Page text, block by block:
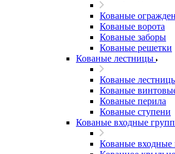
Кованые
Кованые ворота
Кованые заборы
Кованые решетки
Кованые лестницы
Кованые
Кованые
Кованые перила
Кованые ступени
Кованые входные
Кованые входные